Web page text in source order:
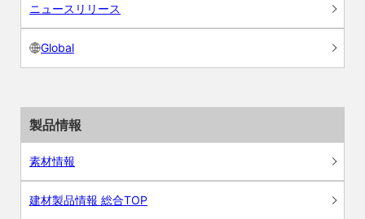
ニュースリリース
Global
製品情報
素材情報
建材製品情報 総合TOP